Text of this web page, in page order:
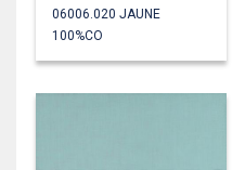
06006.020 JAUNE
100%CO